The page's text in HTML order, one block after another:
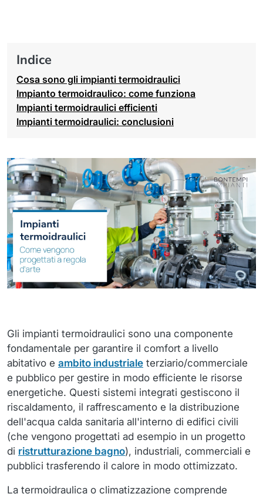
Indice
Cosa sono gli impianti termoidraulici
Impianto termoidraulico: come funziona
Impianti termoidraulici efficienti
Impianti termoidraulici: conclusioni
Gli impianti termoidraulici sono una componente
fondamentale per garantire il comfort a livello
abitativo e ambito industriale terziario/commerciale
e pubblico per gestire in modo efficiente le risorse
energetiche. Questi sistemi integrati gestiscono il
riscaldamento, il raffrescamento e la distribuzione
dell'acqua calda sanitaria all'interno di edifici civili
(che vengono progettati ad esempio in un progetto
di ristrutturazione bagno), industriali, commerciali e
pubblici trasferendo il calore in modo ottimizzato.
La termoidraulica o climatizzazione comprende